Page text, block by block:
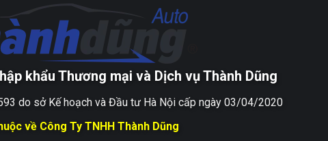
khẩu Thương mại và Dịch vụ Thành Dũng
do sở Kế hoạch và Đầu tư Hà Nội cấp ngày 03/04/2020
về Công Ty TNHH Thành Dũng